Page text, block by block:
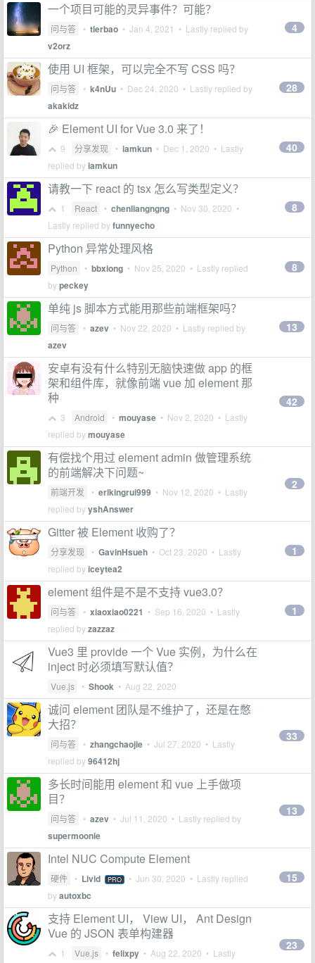
一个项目可能的灵异事件？可能？
问与答 • tlerbao • Jan 4, 2021 • Lastly replied by
v2orz
4
使用 UI 框架，可以完全不写 CSS 吗？
问与答 • k4nUu • Dec 24, 2020 • Lastly replied by
akakidz
28
🎉 Element UI for Vue 3.0 来了！
9 分享发现 • iamkun • Dec 1, 2020 • Lastly
replied byiamkun
40
请教一下 react 的 tsx 怎么写类型定义？
1 React • chenliangngng • Nov 30, 2020 •
Lastly replied byfunnyecho
8
Python 异常处理风格
Python • bbxiong • Nov 25, 2020 • Lastly replied
bypeckey
8
单纯 js 脚本方式能用那些前端框架吗？
问与答 • azev • Nov 22, 2020 • Lastly replied by
azev
13
安卓有没有什么特别无脑快速做 app 的框
架和组件库，就像前端 vue 加 element 那
种
3 Android • mouyase • Nov 2, 2020 • Lastly
replied bymouyase
42
有偿找个用过 element admin 做管理系统
的前端解决下问题~
前端开发 • erlkingrui999 • Nov 12, 2020 • Lastly
replied byyshAnswer
2
Gitter 被 Element 收购了？
分享发现 • GavinHsueh • Oct 23, 2020 • Lastly
replied byiceytea2
1
element 组件是不是不支持 vue3.0？
问与答 • xiaoxiao0221 • Sep 16, 2020 • Lastly
replied byzazzaz
1
Vue3 里 provide 一个 Vue 实例，为什么在
inject 时必须填写默认值？
Vue.js • Shook • Aug 22, 2020
诚问 element 团队是不维护了，还是在憋
大招？
问与答 • zhangchaojie • Jul 27, 2020 • Lastly
replied by96412hj
33
多长时间能用 element 和 vue 上手做项
目？
问与答 • azev • Jul 11, 2020 • Lastly replied by
supermoonie
13
Intel NUC Compute Element
硬件 • Livid PRO • Jun 30, 2020 • Lastly replied
byautoxbc
15
支持 Element UI， View UI， Ant Design
Vue 的 JSON 表单构建器
1 Vue.js • felixpy • Aug 22, 2020 • Lastly
23